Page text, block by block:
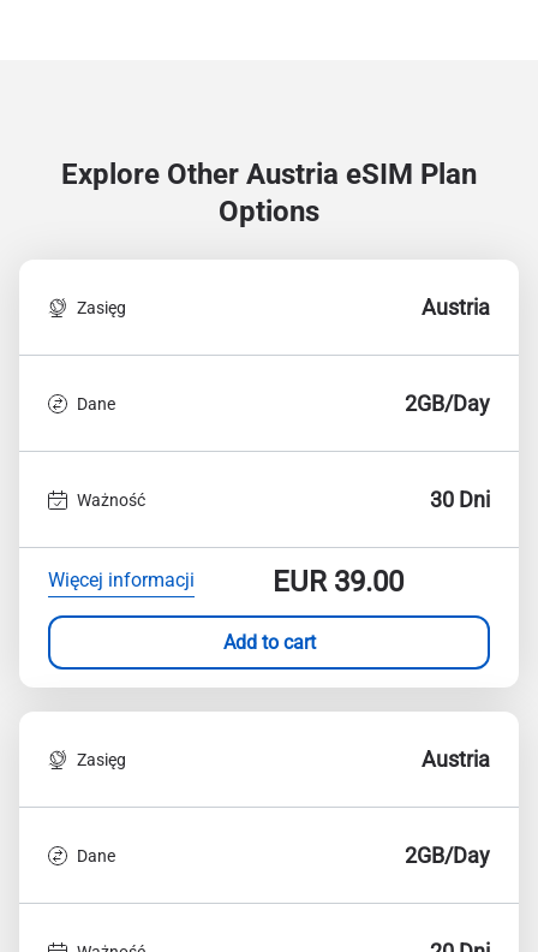
Explore Other Austria eSIM Plan
Options
Zasięg Austria
Dane 2GB/Day
Ważność 30 Dni
Więcej informacji EUR39.00
Add to cart
Zasięg Austria
Dane 2GB/Day